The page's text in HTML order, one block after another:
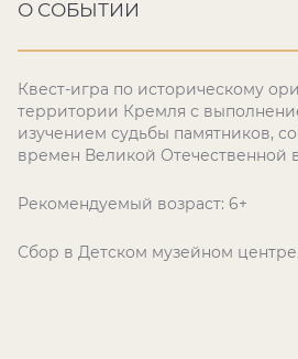
О СОБЫТИИ
Квест-игра по историческому
территории Кремля с
изучением судьбы памятников,
времен Великой Отечественной
Рекомендуемый возраст: 6+
Сбор в Детском музейном центре.